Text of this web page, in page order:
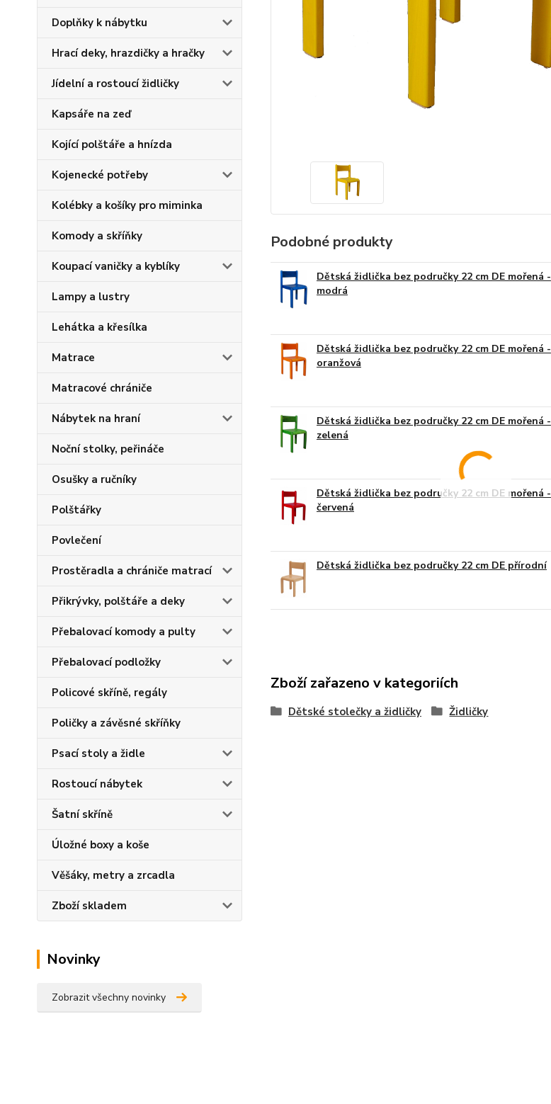
Doplňky k nábytku
Hrací deky, hrazdičky a hračky
Jídelní a rostoucí židličky
Kapsáře na zeď
Kojící polštáře a hnízda
Kojenecké potřeby
Kolébky a košíky pro miminka
Komody a skříňky
Koupací vaničky a kyblíky
Lampy a lustry
Lehátka a křesílka
Matrace
Matracové chrániče
Nábytek na hraní
Noční stolky, peřináče
Osušky a ručníky
Polštářky
Povlečení
Prostěradla a chrániče matrací
Přikrývky, polštáře a deky
Přebalovací komody a pulty
Přebalovací podložky
Policové skříně, regály
Poličky a závěsné skříňky
Psací stoly a židle
Rostoucí nábytek
Šatní skříně
Úložné boxy a koše
Věšáky, metry a zrcadla
Zboží skladem
Novinky
Zobrazit všechny novinky
Podobné produkty
Dětská židlička bez područky 22 cm DE mořená -
modrá
Dětská židlička bez područky 22 cm DE mořená -
oranžová
Dětská židlička bez područky 22 cm DE mořená -
zelená
Dětská židlička bez područky 22 cm DE mořená -
červená
Dětská židlička bez područky 22 cm DE přírodní
Zboží zařazeno v kategoriích
Dětské stolečky a židličky Židličky